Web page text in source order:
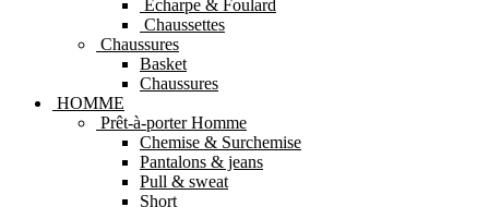
Echarpe & Foulard
Chaussettes
Chaussures
Basket
Chaussures
HOMME
Prêt-à-porter Homme
Chemise & Surchemise
Pantalons & jeans
Pull & sweat
Short